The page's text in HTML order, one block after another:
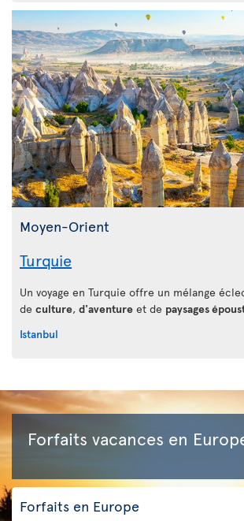
Moyen-Orient
Turquie
Un voyage en Turquie offre un mélange
de culture, d'aventure et de paysages
Istanbul
Forfaits vacances en
Forfaits en Europe